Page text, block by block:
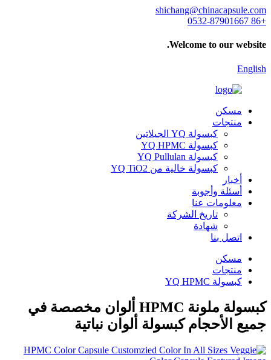
shichang@chinacapsule.com
+86 0532-87901667
Welcome to our website.
English
مسكن
منتجات
كبسولة YQ الجيلاتين
كبسولة YQ HPMC
كبسولة YQ Pullulan
كبسولة خالية من YQ TiO2
أخبار
أسئلة وأجوبة
معلومات عنا
تاريخ الشركة
شهادة
اتصل بنا
مسكن
منتجات
كبسولة YQ HPMC
كبسولة ملونة HPMC ألوان مخصصة في
جميع الأحجام كبسولة ألوان نباتية